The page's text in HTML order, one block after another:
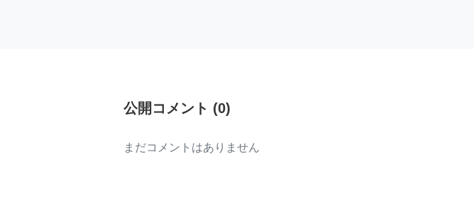
公開コメント (0)
まだコメントはありません